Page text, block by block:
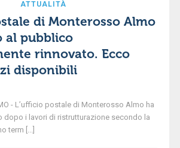
ATTUALITÀ
di Monterosso Almo
al pubblico
rinnovato. Ecco
disponibili
- L’ufficio postale di Monterosso Almo ha
dopo i lavori di ristrutturazione secondo la
term [...]